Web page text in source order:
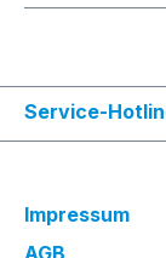
Service-
Impressum
AGB